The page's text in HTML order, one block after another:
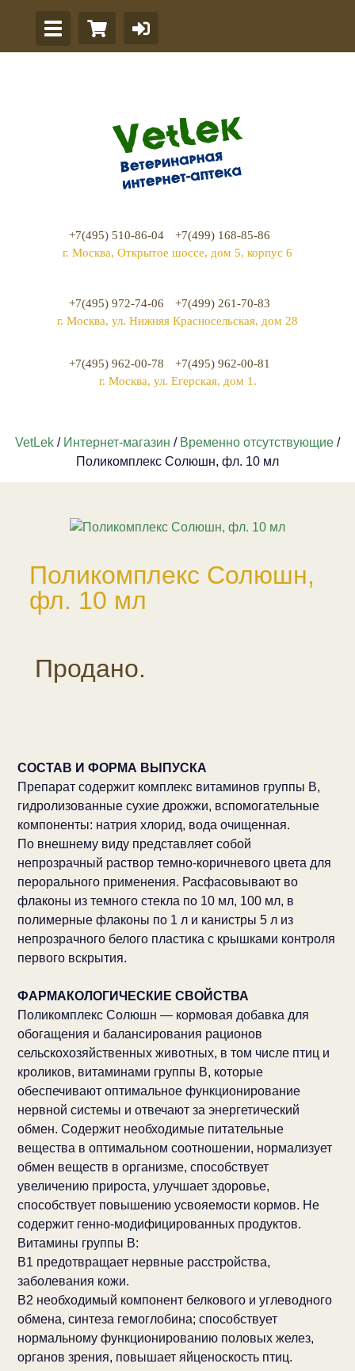
+7(495) 510-86-04
+7(499) 168-85-86
г. Москва, Открытое шоссе, дом 5, корпус 6
+7(495) 972-74-06
+7(499) 261-70-83
г. Москва, ул. Нижняя Красносельская, дом 28
+7(495) 962-00-78
+7(495) 962-00-81
г. Москва, ул. Егерская, дом 1.
VetLek / Интернет-магазин / Временно отсутствующие /
Поликомплекс Солюшн, фл. 10 мл
Поликомплекс Солюшн,
фл. 10 мл
Продано.
СОСТАВ И ФОРМА ВЫПУСКА
Препарат содержит комплекс витаминов группы В,
гидролизованные сухие дрожжи, вспомогательные
компоненты: натрия хлорид, вода очищенная.
По внешнему виду представляет собой
непрозрачный раствор темно-коричневого цвета для
перорального применения. Расфасовывают во
флаконы из темного стекла по 10 мл, 100 мл, в
полимерные флаконы по 1 л и канистры 5 л из
непрозрачного белого пластика с крышками контроля
первого вскрытия.
ФАРМАКОЛОГИЧЕСКИЕ СВОЙСТВА
Поликомплекс Солюшн — кормовая добавка для
обогащения и балансирования рационов
сельскохозяйственных животных, в том числе птиц и
кроликов, витаминами группы В, которые
обеспечивают оптимальное функционирование
нервной системы и отвечают за энергетический
обмен. Содержит необходимые питательные
вещества в оптимальном соотношении, нормализует
обмен веществ в организме, способствует
увеличению прироста, улучшает здоровье,
способствует повышению усвояемости кормов. Не
содержит генно-модифицированных продуктов.
Витамины группы В:
В1 предотвращает нервные расстройства,
заболевания кожи.
В2 необходимый компонент белкового и углеводного
обмена, синтеза гемоглобина; способствует
нормальному функционированию половых желез,
органов зрения, повышает яйценоскость птиц.